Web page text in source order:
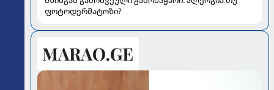
ფოტოდერმატოზი?